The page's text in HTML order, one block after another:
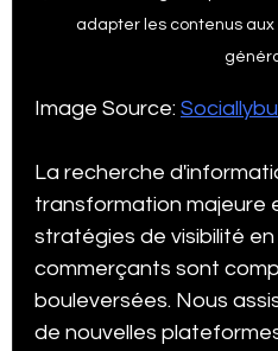
adapter les contenus
Image Source:
La recherche
transformation majeure
stratégies de visibilité
commerçants sont
bouleversées. Nous
de nouvelles